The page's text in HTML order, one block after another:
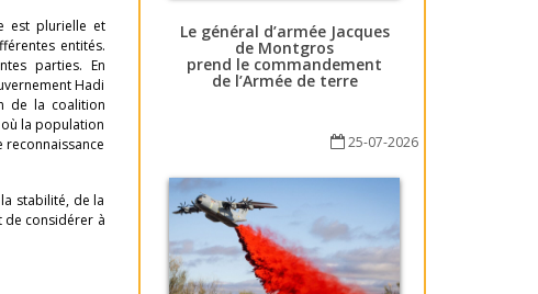
est plurielle et
entités.
parties. En
Hadi
de la coalition
la population
reconnaissance
stabilité, de la
de considérer à
Le général d’armée Jacques
de Montgros
prend le commandement
de l’Armée de terre
25-07-2026